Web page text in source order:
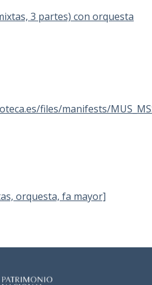
3 partes) con orquesta
files/manifests/
orquesta, fa mayor]